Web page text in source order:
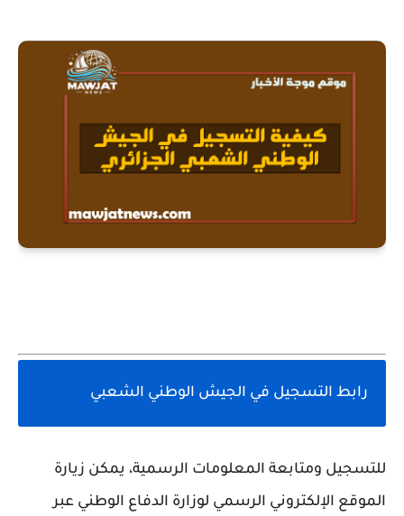
رابط التسجيل في الجيش الوطني الشعبي
للتسجيل ومتابعة المعلومات الرسمية، يمكن زيارة
الموقع الإلكتروني الرسمي لوزارة الدفاع الوطني عبر